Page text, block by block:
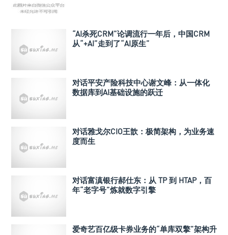
“AI杀死CRM”论调流行一年后，中国CRM
从“+AI”走到了“AI原生”
对话平安产险科技中心谢文峰：从一体化
数据库到AI基础设施的跃迁
对话雅戈尔CIO王歆：极简架构，为业务速
度而生
对话富滇银行郝仕东：从 TP 到 HTAP，百
年“老字号”炼就数字引擎
爱奇艺百亿级卡券业务的“单库双擎”架构升